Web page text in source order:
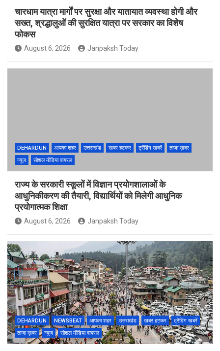
चारधाम यात्रा मार्गों पर सुरक्षा और यातायात व्यवस्था होगी और
सख्त, श्रद्धालुओं की सुरक्षित यात्रा पर सरकार का विशेष
फोकस
August 6, 2026 Janpaksh Today
DEHARDUN आपका शहर उत्तराखंड खबर हटकर ट्रेंडिंग खबरें
ताज़ा ख़बर
न्यूज़
सोशल मीडिया वायरल
राज्य के सरकारी स्कूलों में विज्ञान प्रयोगशालाओं के
आधुनिकीकरण की तैयारी, विद्यार्थियों को मिलेगी आधुनिक
प्रयोगात्मक शिक्षा
August 6, 2026 Janpaksh Today
DEHARDUN NEWSBEAT आपका शहर उत्तराखंड खबर हटकर
ट्रेंडिंग खबरें
ताज़ा ख़बर
न्यूज़ सोशल मीडिया वायरल